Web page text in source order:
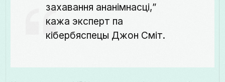
захавання ананімнасці,”
кажа эксперт па
кібербяспецы Джон Сміт.